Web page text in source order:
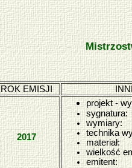
ROK EMISJI
2017
projekt -
sygnatura:
wymiary:
technika
materiał:
wielkość
emitent: